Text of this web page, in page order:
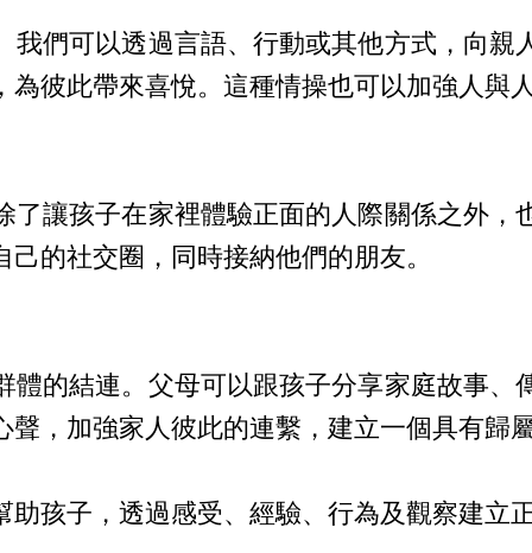
們可以透過言語、行動或其他方式，向
彼此帶來喜悅。這種情操也可以加強人與
讓孩子在家裡體驗正面的人際關係之外
的社交圈，同時接納他們的朋友。
的結連。父母可以跟孩子分享家庭故事
，加強家人彼此的連繫，建立一個具有歸
孩子，透過感受、經驗、行為及觀察建立